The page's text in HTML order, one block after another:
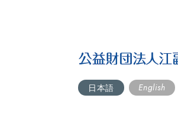
日本語 English